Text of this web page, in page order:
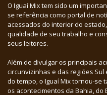
O Iguaí Mix tem sido um
se referência como portal de
acessados do interior do
qualidade de seu trabalho e
seus leitores.
Além de divulgar os principais
circunvizinhas e das regiões
do tempo, o Iguaí Mix tornou-se
os acontecimentos da Bahia,